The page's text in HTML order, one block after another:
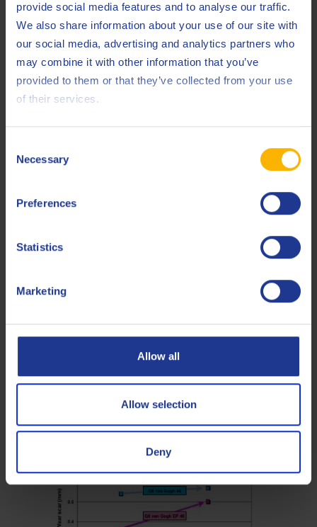
provide social media features and to analyse our traffic.
We also share information about your use of our site with
our social media, advertising and analytics partners who
may combine it with other information that you’ve
provided to them or that they’ve collected from your use
of their services.
Selection
Necessary
Preferences
Statistics
Marketing
Allow all
Allow selection
Deny
waarschijnlijk doordat de roestwerende vloeistof ook een
oppervlakte-actieve stof is die concurreert met de
antislijtage-additieven.
De invloed van afdichtingsmiddelen
Om het effect van afdichtingsmiddelen op de
onderzoeken, heeft
een afdichtingsmiddel op
gas- en stoomturbines waar Q8 van Gogh en Q8 van Gogh
voorkomen. Als er te veel afdichtingsmiddel wordt gebruikt,
bestaat het risico dat er een beetje afdichtingsmiddel in het
De slijtagebeschermende eigenschappen werden getest met
de vierkogelslijtagetest (volgens ASTM D 4172). De testen
werden uitgevoerd met en zonder afdichtingsmiddel in het
De testresultaten ziet u in onderstaande tabel.